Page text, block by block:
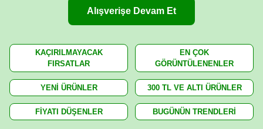
Alışverişe Devam Et
KAÇIRILMAYACAK
FIRSATLAR
EN ÇOK
GÖRÜNTÜLENENLER
YENİ ÜRÜNLER 300 TL VE ALTI ÜRÜNLER
FİYATI DÜŞENLER BUGÜNÜN TRENDLERİ